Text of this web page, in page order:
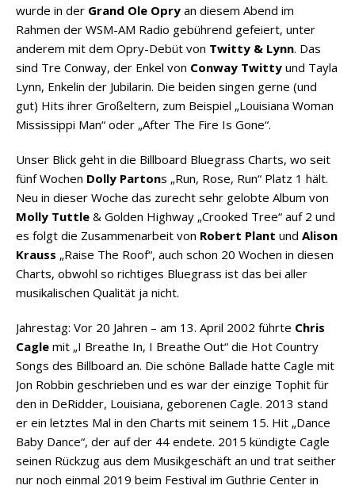
wurde in der Grand Ole Opry an diesem Abend im
Rahmen der WSM-AM Radio gebührend gefeiert, unter
anderem mit dem Opry-Debüt von Twitty & Lynn. Das
sind Tre Conway, der Enkel von Conway Twitty und Tayla
Lynn, Enkelin der Jubilarin. Die beiden singen gerne (und
gut) Hits ihrer Großeltern, zum Beispiel „Louisiana Woman
Mississippi Man“ oder „After The Fire Is Gone“.
Unser Blick geht in die Billboard Bluegrass Charts, wo seit
fünf Wochen Dolly Partons „Run, Rose, Run“ Platz 1 hält.
Neu in dieser Woche das zurecht sehr gelobte Album von
Molly Tuttle & Golden Highway „Crooked Tree“ auf 2 und
es folgt die Zusammenarbeit von Robert Plant und Alison
Krauss „Raise The Roof“, auch schon 20 Wochen in diesen
Charts, obwohl so richtiges Bluegrass ist das bei aller
musikalischen Qualität ja nicht.
Jahrestag: Vor 20 Jahren – am 13. April 2002 führte Chris
Cagle mit „I Breathe In, I Breathe Out“ die Hot Country
Songs des Billboard an. Die schöne Ballade hatte Cagle mit
Jon Robbin geschrieben und es war der einzige Tophit für
den in DeRidder, Louisiana, geborenen Cagle. 2013 stand
er ein letztes Mal in den Charts mit seinem 15. Hit „Dance
Baby Dance“, der auf der 44 endete. 2015 kündigte Cagle
seinen Rückzug aus dem Musikgeschäft an und trat seither
nur noch einmal 2019 beim Festival im Guthrie Center in